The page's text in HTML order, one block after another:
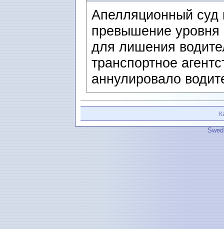
Апелляционный суд
превышение уровня
для лишения
транспортное
аннулировало